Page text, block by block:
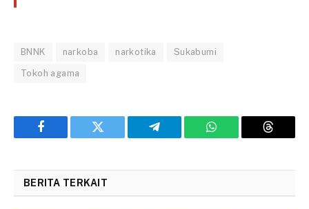
BNNK narkoba narkotika Sukabumi
Tokoh agama
Facebook Twitter Telegram WhatsApp Threads
BERITA TERKAIT